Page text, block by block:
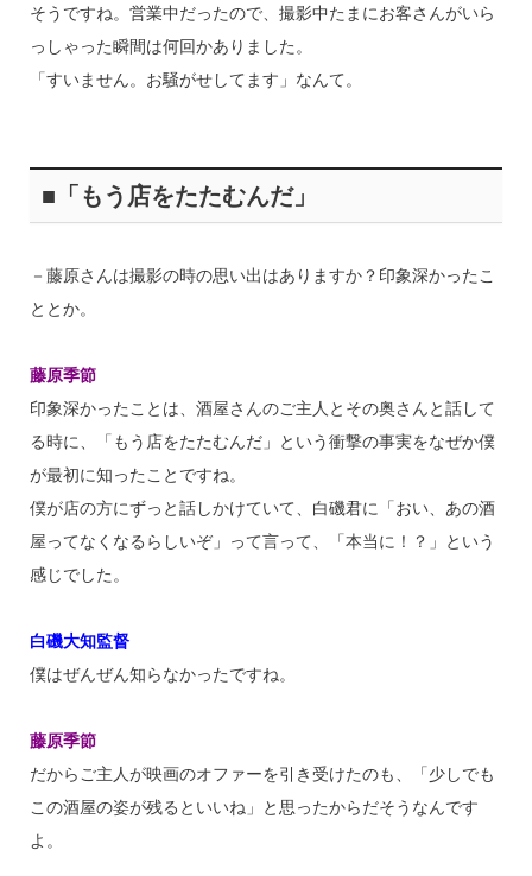
そうですね。営業中だったので、撮影中たまにお客さんがいら
っしゃった瞬間は何回かありました。
「すいません。お騒がせしてます」なんて。
■「もう店をたたむんだ」
－藤原さんは撮影の時の思い出はありますか？印象深かったこ
ととか。
藤原季節
印象深かったことは、酒屋さんのご主人とその奥さんと話して
る時に、「もう店をたたむんだ」という衝撃の事実をなぜか僕
が最初に知ったことですね。
僕が店の方にずっと話しかけていて、白磯君に「おい、あの酒
屋ってなくなるらしいぞ」って言って、「本当に！？」という
感じでした。
白磯大知監督
僕はぜんぜん知らなかったですね。
藤原季節
だからご主人が映画のオファーを引き受けたのも、「少しでも
この酒屋の姿が残るといいね」と思ったからだそうなんです
よ。